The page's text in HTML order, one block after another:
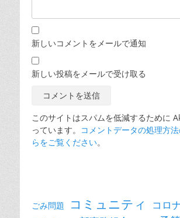
新しいコメントをメールで通知
新しい投稿をメールで受け取る
このサイトはスパムを低減するために
っています。 コメントデータの処理方
らをご覧ください。
ごみ問題 コミュニティ コロ